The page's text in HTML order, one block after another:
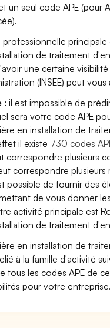
un seul code APE (pour
principale
de traitement
une certaine visibilité
(INSEE) peut vous
: il est impossible de
sera votre code APE
en installation de
il existe 730 codes
correspondre plusieurs
correspondre plusieurs
possible de fournir des
de vous donner
activité principale est
de traitement
en installation de
à la famille d'activité
tous les codes APE de
pour votre entreprise.